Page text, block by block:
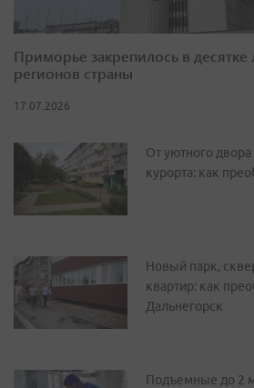
Приморье закрепилось в десятке
регионов страны
17.07.2026
От уютного
курорта: как
Новый парк,
квартир: как
Дальнегорск
Подъемные до 2